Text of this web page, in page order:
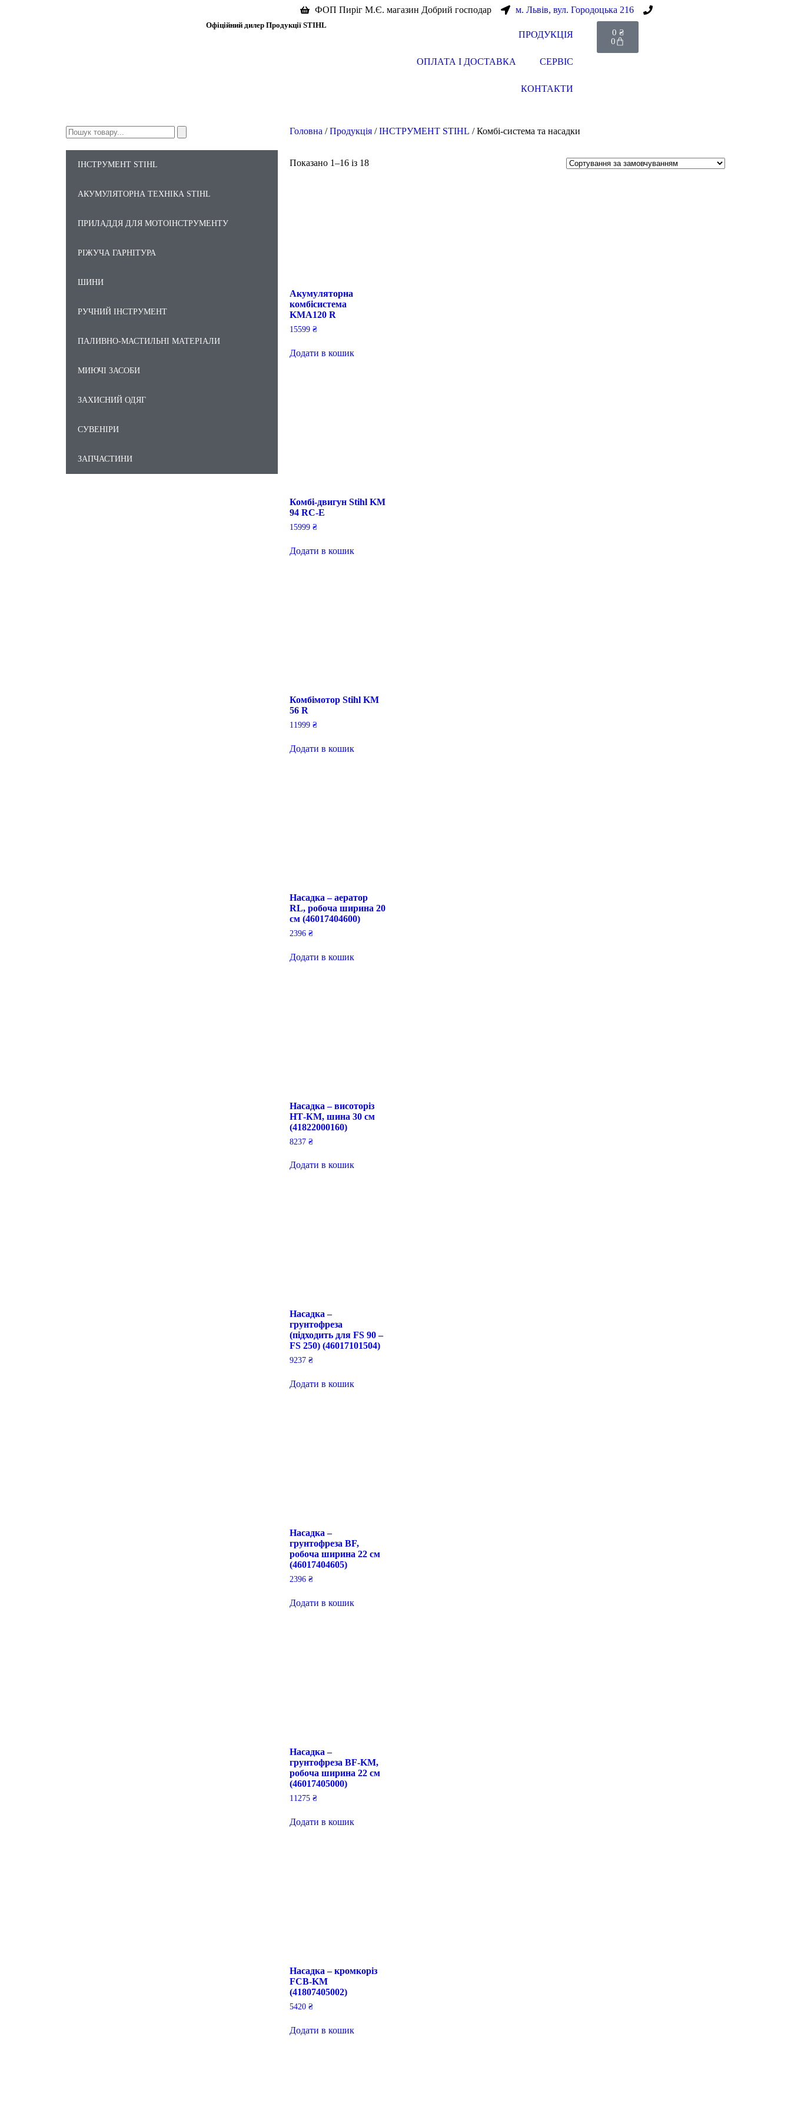
ФОП Пиріг М.Є. магазин Добрий господар м. Львів, вул. Городоцька 216
Офіційний дилер Продукції STIHL
ПРОДУКЦІЯ
ОПЛАТА І ДОСТАВКА СЕРВІС
КОНТАКТИ
0 ₴
0
ІНСТРУМЕНТ STIHL
АКУМУЛЯТОРНА ТЕХНІКА STIHL
ПРИЛАДДЯ ДЛЯ МОТОІНСТРУМЕНТУ
РІЖУЧА ГАРНІТУРА
ШИНИ
РУЧНИЙ ІНСТРУМЕНТ
ПАЛИВНО-МАСТИЛЬНІ МАТЕРІАЛИ
МИЮЧІ ЗАСОБИ
ЗАХИСНИЙ ОДЯГ
СУВЕНІРИ
ЗАПЧАСТИНИ
Головна /Продукція/ІНСТРУМЕНТ STIHL / Комбі-система та насадки
Показано 1–16 із 18
Акумуляторна
комбісистема
KMA120 R
15599 ₴
Додати в кошик
Комбі-двигун Stihl KM
94 RC-E
15999 ₴
Додати в кошик
Комбімотор Stihl KM
56 R
11999 ₴
Додати в кошик
Насадка – аератор
RL, робоча ширина 20
см (46017404600)
2396 ₴
Додати в кошик
Насадка – висоторіз
НТ-КМ, шина 30 см
(41822000160)
8237 ₴
Додати в кошик
Насадка –
грунтофреза
(підходить для FS 90 –
FS 250) (46017101504)
9237 ₴
Додати в кошик
Насадка –
грунтофреза BF,
робоча ширина 22 см
(46017404605)
2396 ₴
Додати в кошик
Насадка –
грунтофреза BF-KM,
робоча ширина 22 см
(46017405000)
11275 ₴
Додати в кошик
Насадка – кромкоріз
FCB-KM
(41807405002)
5420 ₴
Додати в кошик